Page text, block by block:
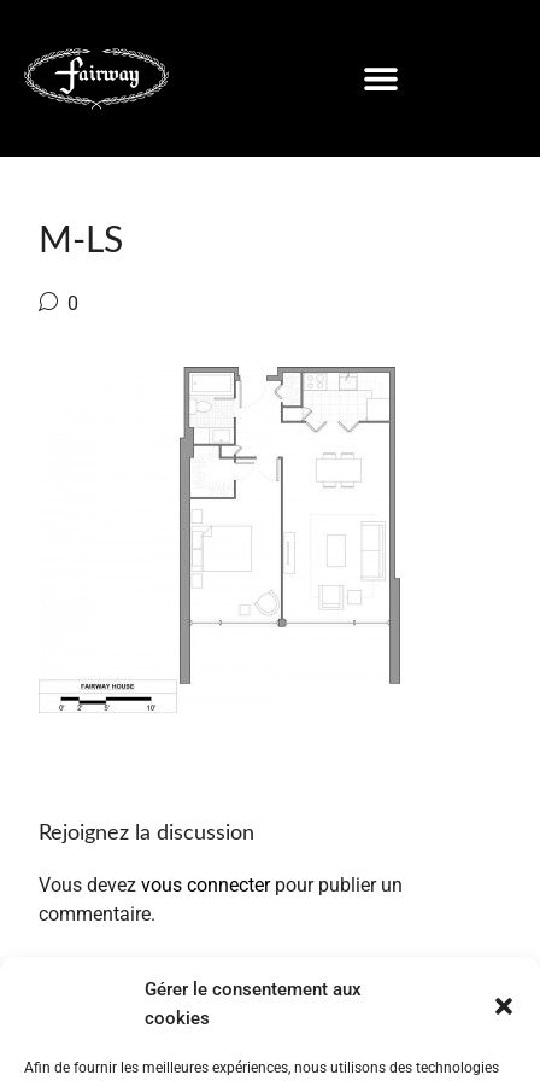
Gérer le consentement aux
cookies
Afin de fournir les meilleures expériences, nous utilisons des technologies
M-LS
0
Rejoignez la discussion
Vous devez vous connecterpour publier un
commentaire.